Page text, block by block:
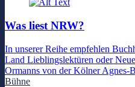
Was liest NRW?
In unserer Reihe empfehlen
Land Lieblingslektüren oder
Ormanns von der Kölner Agnes-
Bühne